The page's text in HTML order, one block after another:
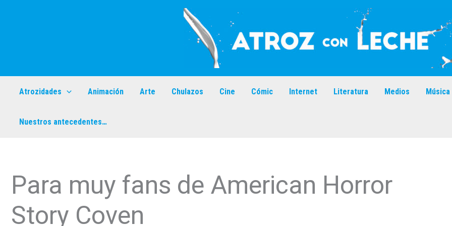
Atrozidades Animación Arte Chulazos Cine Cómic Internet Literatura Medios Música
Nuestros antecedentes…
Para muy fans de American Horror
Story Coven